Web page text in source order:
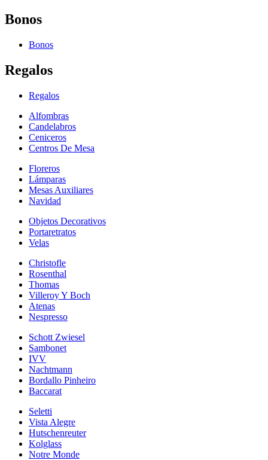
Bonos
Bonos
Regalos
Regalos
Alfombras
Candelabros
Ceniceros
Centros De Mesa
Floreros
Lámparas
Mesas Auxiliares
Navidad
Objetos Decorativos
Portaretratos
Velas
Christofle
Rosenthal
Thomas
Villeroy Y Boch
Atenas
Nespresso
Schott Zwiesel
Sambonet
IVV
Nachtmann
Bordallo Pinheiro
Baccarat
Seletti
Vista Alegre
Hutschenreuter
Kolglass
Notre Monde